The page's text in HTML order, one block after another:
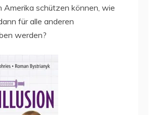
Amerika schützen können, wie
für alle anderen
werden?